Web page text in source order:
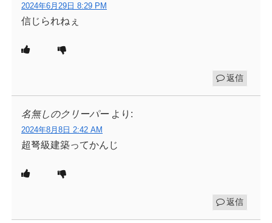
2024年6月29日 8:29 PM
信じられねぇ
返信
名無しのクリーパー より:
2024年8月8日 2:42 AM
超弩級建築ってかんじ
返信